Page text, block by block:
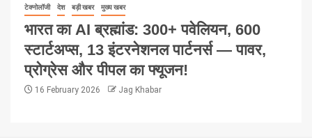
टेक्नोलॉजी देश बड़ी खबर मुख्य खबर
भारत का AI ब्रह्मांड: 300+ पवेलियन, 600
स्टार्टअप्स, 13 इंटरनेशनल पार्टनर्स — पावर,
प्रोग्रेस और पीपल का फ्यूजन!
16 February 2026 Jag Khabar